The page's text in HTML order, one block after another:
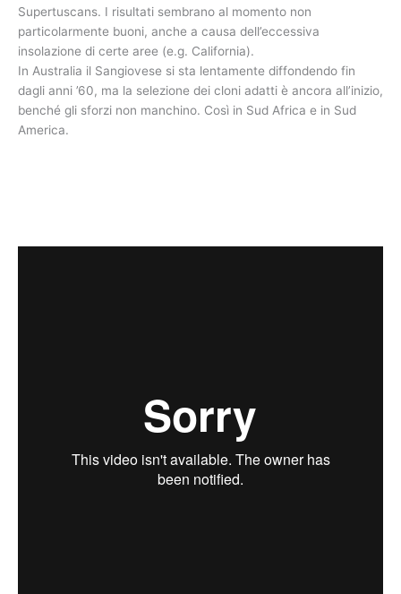
Supertuscans. I risultati sembrano al momento non
particolarmente buoni, anche a causa dell’eccessiva
insolazione di certe aree (e.g. California).
In Australia il Sangiovese si sta lentamente diffondendo fin
dagli anni ’60, ma la selezione dei cloni adatti è ancora all’inizio,
benché gli sforzi non manchino. Così in Sud Africa e in Sud
America.